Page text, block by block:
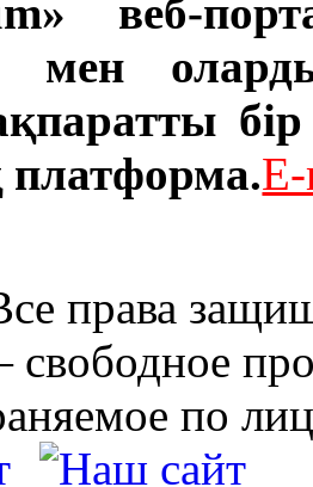
веб-
мен
бір
права
по